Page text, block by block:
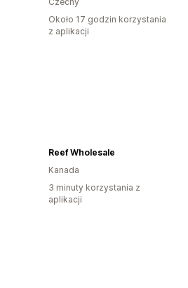
Około 17 godzin korzystania
z aplikacji
Reef Wholesale
Kanada
3 minuty korzystania z
aplikacji